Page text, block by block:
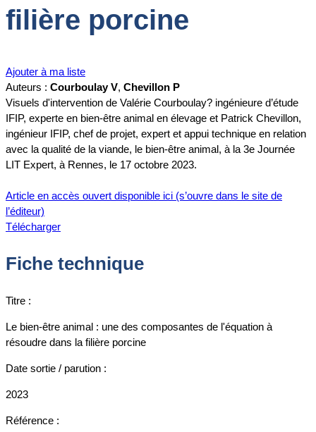
filière porcine
Ajouter à ma liste
Auteurs : Courboulay V, Chevillon P
Visuels d'intervention de Valérie Courboulay? ingénieure d’étude
IFIP, experte en bien-être animal en élevage et Patrick Chevillon,
ingénieur IFIP, chef de projet, expert et appui technique en relation
avec la qualité de la viande, le bien-être animal, à la 3e Journée
LIT Expert, à Rennes, le 17 octobre 2023.
Article en accès ouvert disponible ici (s’ouvre dans le site de
l’éditeur)
Télécharger
Fiche technique
Titre :
Le bien-être animal : une des composantes de l'équation à
résoudre dans la filière porcine
Date sortie / parution :
2023
Référence :